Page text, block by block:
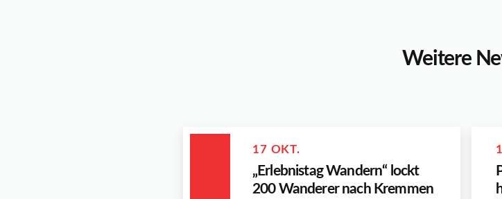
Weitere
17 OKT.
„Erlebnistag Wandern“ lockt
200 Wanderer nach Kremmen